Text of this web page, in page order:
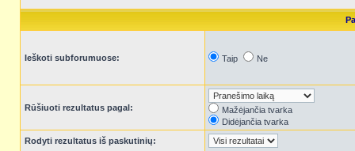
Ieškoti subforumuose: Taip Ne
Rūšiuoti rezultatus pagal:
Mažėjančia tvarka
Didėjančia tvarka
Rodyti rezultatus iš paskutinių: